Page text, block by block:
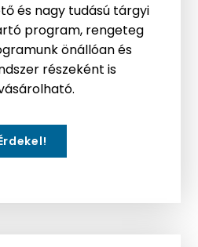
és nagy tudású tárgyi
program, rengeteg
önállóan és
részeként is